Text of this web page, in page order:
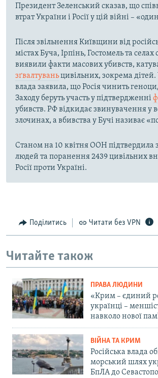
Президент Зеленський сказав, що
втрат України і Росії у цій війні –
Після звільнення Київщини від
містах Буча, Ірпінь, Гостомель та селах
виявили факти масових убивств,
зґвалтуваньцивільних, зокрема дітей.
влада заявила, що Росія чинить
Заходу беруть участь у підтвердженні
убивств. РФ відкидає звинувачення у
злочинах, а вбивства у Бучі називає
Станом на 10 квітня ООН підтвердила
людей та поранення 2439 цивільних
Росії проти Україні.
Поділитись Читати без VPN
Читайте також
ПРАВА ЛЮДИНИ
«Крим – єдиний
українці –
навколо нової
ВІЙНА ТА КРИМ
Російська влада
морський шлях
БпЛА до